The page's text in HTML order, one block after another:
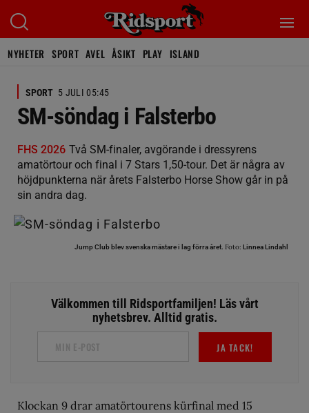
NYHETER SPORT AVEL ÅSIKT PLAY ISLAND
SPORT 5 JULI 05:45
SM-söndag i Falsterbo
FHS 2026 Två SM-finaler, avgörande i dressyrens
amatörtour och final i 7 Stars 1,50-tour. Det är några av
höjdpunkterna när årets Falsterbo Horse Show går in på
sin andra dag.
Jump Club blev svenska mästare i lag förra året. Foto: Linnea Lindahl
Välkommen till Ridsportfamiljen! Läs vårt
nyhetsbrev. Alltid gratis.
JA TACK!
Klockan 9 drar amatörtourens kürfinal med 15